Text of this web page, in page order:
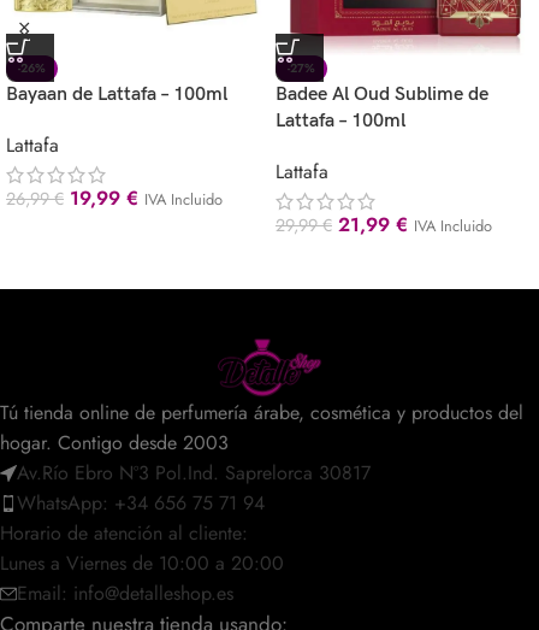
-26%
Bayaan de Lattafa – 100ml
Lattafa
26,99€ 19,99 € IVA Incluido
-27%
Badee Al Oud Sublime de
Lattafa – 100ml
Lattafa
29,99€ 21,99 € IVA Incluido
Tú tienda online de perfumería árabe, cosmética y productos del
hogar. Contigo desde 2003
Av.Río Ebro Nº3 Pol.Ind. Saprelorca 30817
WhatsApp: +34 656 75 71 94
Horario de atención al cliente:
Lunes a Viernes de 10:00 a 20:00
Email: info@detalleshop.es